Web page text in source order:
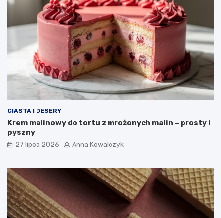
CIASTA I DESERY
Krem malinowy do tortu z mrożonych malin – prosty i
pyszny
27 lipca 2026 Anna Kowalczyk